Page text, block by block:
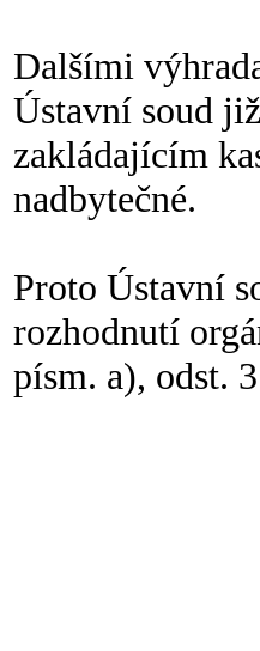
Dalšími
Ústavní soud
zakládajícím
nadbytečné.
Proto Ústavní
rozhodnutí
písm. a), odst.